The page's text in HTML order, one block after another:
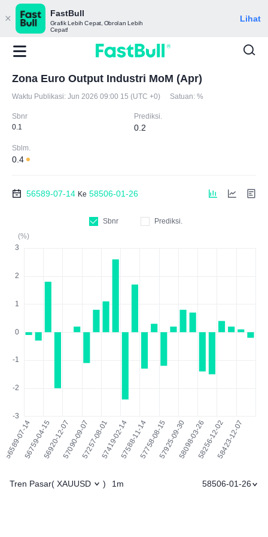
FastBull
Grafik Lebih Cepat, Obrolan Lebih
Cepat!
Lihat
Zona Euro Output Industri MoM (Apr)
Waktu Publikasi: Jun 2026 09:00 15 (UTC +0) Satuan: %
Sbnr
0.1
Prediksi.
0.2
Sblm.
0.4
56589-07-14 Ke 58506-01-26
Sbnr
Prediksi.
(%)
Tren Pasar( XAUUSD ) 1m 58506-01-26